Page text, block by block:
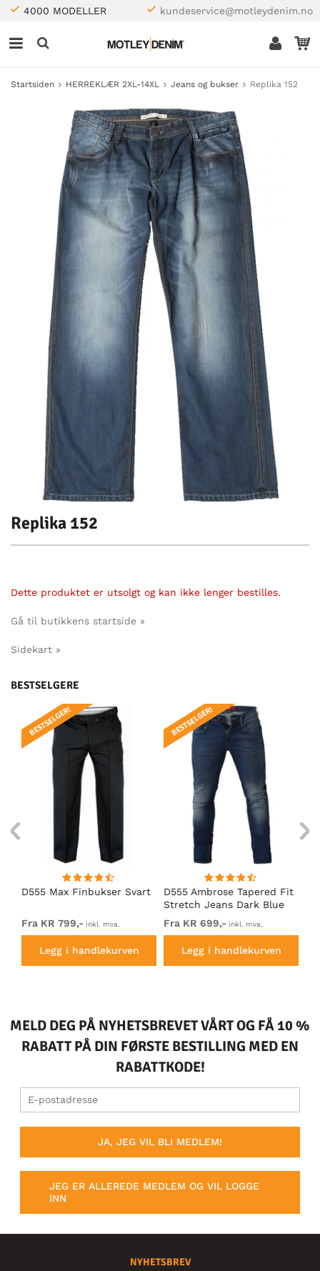
4000 MODELLER kundeservice@motleydenim.no
Startsiden HERREKLÆR 2XL-14XL Jeans og bukser Replika 152
Replika 152
Dette produktet er utsolgt og kan ikke lenger bestilles.
Gå til butikkens startside »
Sidekart »
BESTSELGERE
D555 Max Finbukser Svart
BESTSELGER!
Fra KR 799,- inkl. mva.
Legg i handlekurven
D555 Ambrose Tapered Fit
Stretch Jeans Dark Blue
BESTSELGER!
Fra KR 699,- inkl. mva.
Legg i handlekurven
MELD DEG PÅ NYHETSBREVET VÅRT OG FÅ 10 %
RABATT PÅ DIN FØRSTE BESTILLING MED EN
RABATTKODE!
JA, JEG VIL BLI MEDLEM!
JEG ER ALLEREDE MEDLEM OG VIL LOGGE
INN
NYHETSBREV